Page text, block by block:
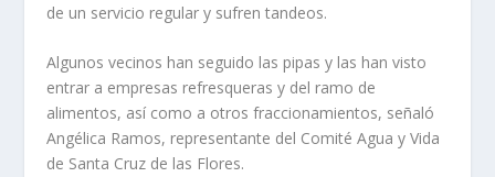
de un servicio regular y sufren tandeos.
Algunos vecinos han seguido las pipas y las han visto
entrar a empresas refresqueras y del ramo de
alimentos, así como a otros fraccionamientos, señaló
Angélica Ramos, representante del Comité Agua y Vida
de Santa Cruz de las Flores.